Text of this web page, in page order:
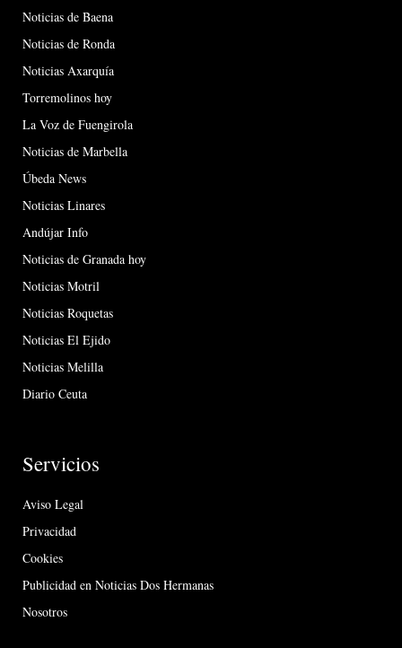
Noticias de Baena
Noticias de Ronda
Noticias Axarquía
Torremolinos hoy
La Voz de Fuengirola
Noticias de Marbella
Úbeda News
Noticias Linares
Andújar Info
Noticias de Granada hoy
Noticias Motril
Noticias Roquetas
Noticias El Ejido
Noticias Melilla
Diario Ceuta
Servicios
Aviso Legal
Privacidad
Cookies
Publicidad en Noticias Dos Hermanas
Nosotros